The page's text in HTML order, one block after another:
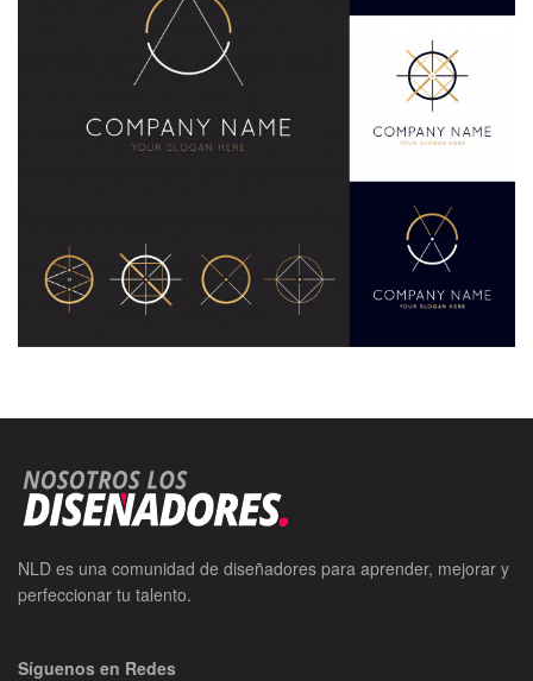
NLD es una comunidad de diseñadores para aprender, mejorar y
perfeccionar tu talento.
Síguenos en Redes